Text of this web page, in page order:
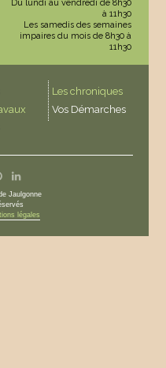
Du lundi au vendredi de 8h30
à 11h30
Les samedis des semaines
impaires du mois de 8h30 à
11h30
Les chroniques
Vos Démarches
Jaulgonne
légales